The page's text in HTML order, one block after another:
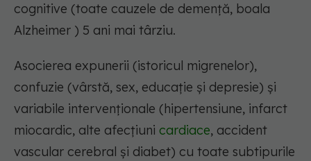
cognitive (toate cauzele de demență, boala
Alzheimer ) 5 ani mai târziu.
Asocierea expunerii (istoricul migrenelor),
confuzie (vârstă, sex, educație și depresie) și
variabile intervenționale (hipertensiune, infarct
miocardic, alte afecțiuni cardiace, accident
vascular cerebral și diabet) cu toate subtipurile